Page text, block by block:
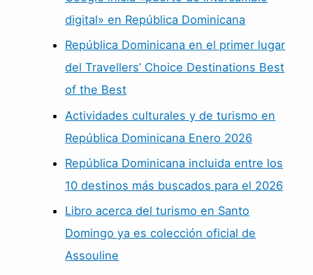
digital» en República Dominicana
República Dominicana en el primer lugar
del Travellers’ Choice Destinations Best
of the Best
Actividades culturales y de turismo en
República Dominicana Enero 2026
República Dominicana incluida entre los
10 destinos más buscados para el 2026
Libro acerca del turismo en Santo
Domingo ya es colección oficial de
Assouline